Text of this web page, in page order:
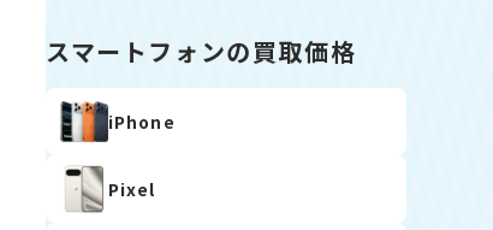
スマートフォンの買取価格
iPhone
Pixel